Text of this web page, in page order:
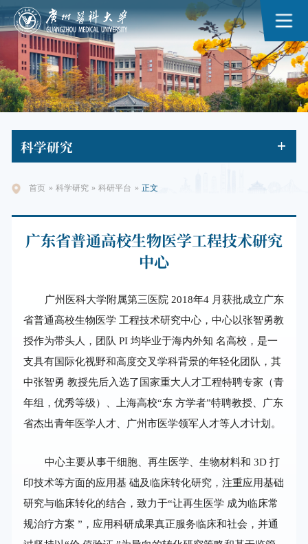
科学研究
首页 » 科学研究 » 科研平台 » 正文
广东省普通高校生物医学工程技术研究
中心
广州医科大学附属第三医院 2018年4 月获批成立广东
省普通高校生物医学 工程技术研究中心，中心以张智勇教
授作为带头人，团队 PI 均毕业于海内外知 名高校，是一
支具有国际化视野和高度交叉学科背景的年轻化团队，其
中张智勇 教授先后入选了国家重大人才工程特聘专家（青
年组，优秀等级）、上海高校“东 方学者”特聘教授、广东
省杰出青年医学人才、广州市医学领军人才等人才计划。
中心主要从事干细胞、再生医学、生物材料和 3D 打
印技术等方面的应用基 础及临床转化研究，注重应用基础
研究与临床转化的结合，致力于“让再生医学 成为临床常
规治疗方案 ”，应用科研成果真正服务临床和社会，并通